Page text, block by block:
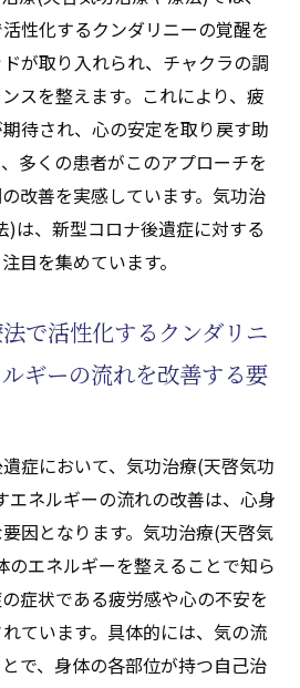
気功治療や療法)の効果を上げ
遺症患者への具体的な施術例
治療や療法)による心の健康の
験した患者の声から見る治療
や療法で活性化するクンダリ
治療や療法)で天啓気功治療や
するクンダリニーやチャクラ
整える具体的手法
図るための毎日の習慣
や療法で活性化するクンダリ
ラエネルギーの流れを阻害す
性化するクンダリニーの覚醒を
が取り入れられ、チャクラの調
スを整えます。これにより、疲
待され、心の安定を取り戻す助
多くの患者がこのアプローチを
改善を実感しています。気功治
)は、新型コロナ後遺症に対する
目を集めています。
で活性化するクンダリニ
ギーの流れを改善する要
症において、気功治療(天啓気功
エネルギーの流れの改善は、心身
因となります。気功治療(天啓気
エネルギーを整えることで知ら
症状である疲労感や心の不安を
ています。具体的には、気の流
で、身体の各部位が持つ自己治